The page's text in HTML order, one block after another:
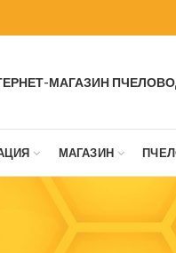
МАГАЗИН
МАГАЗИН